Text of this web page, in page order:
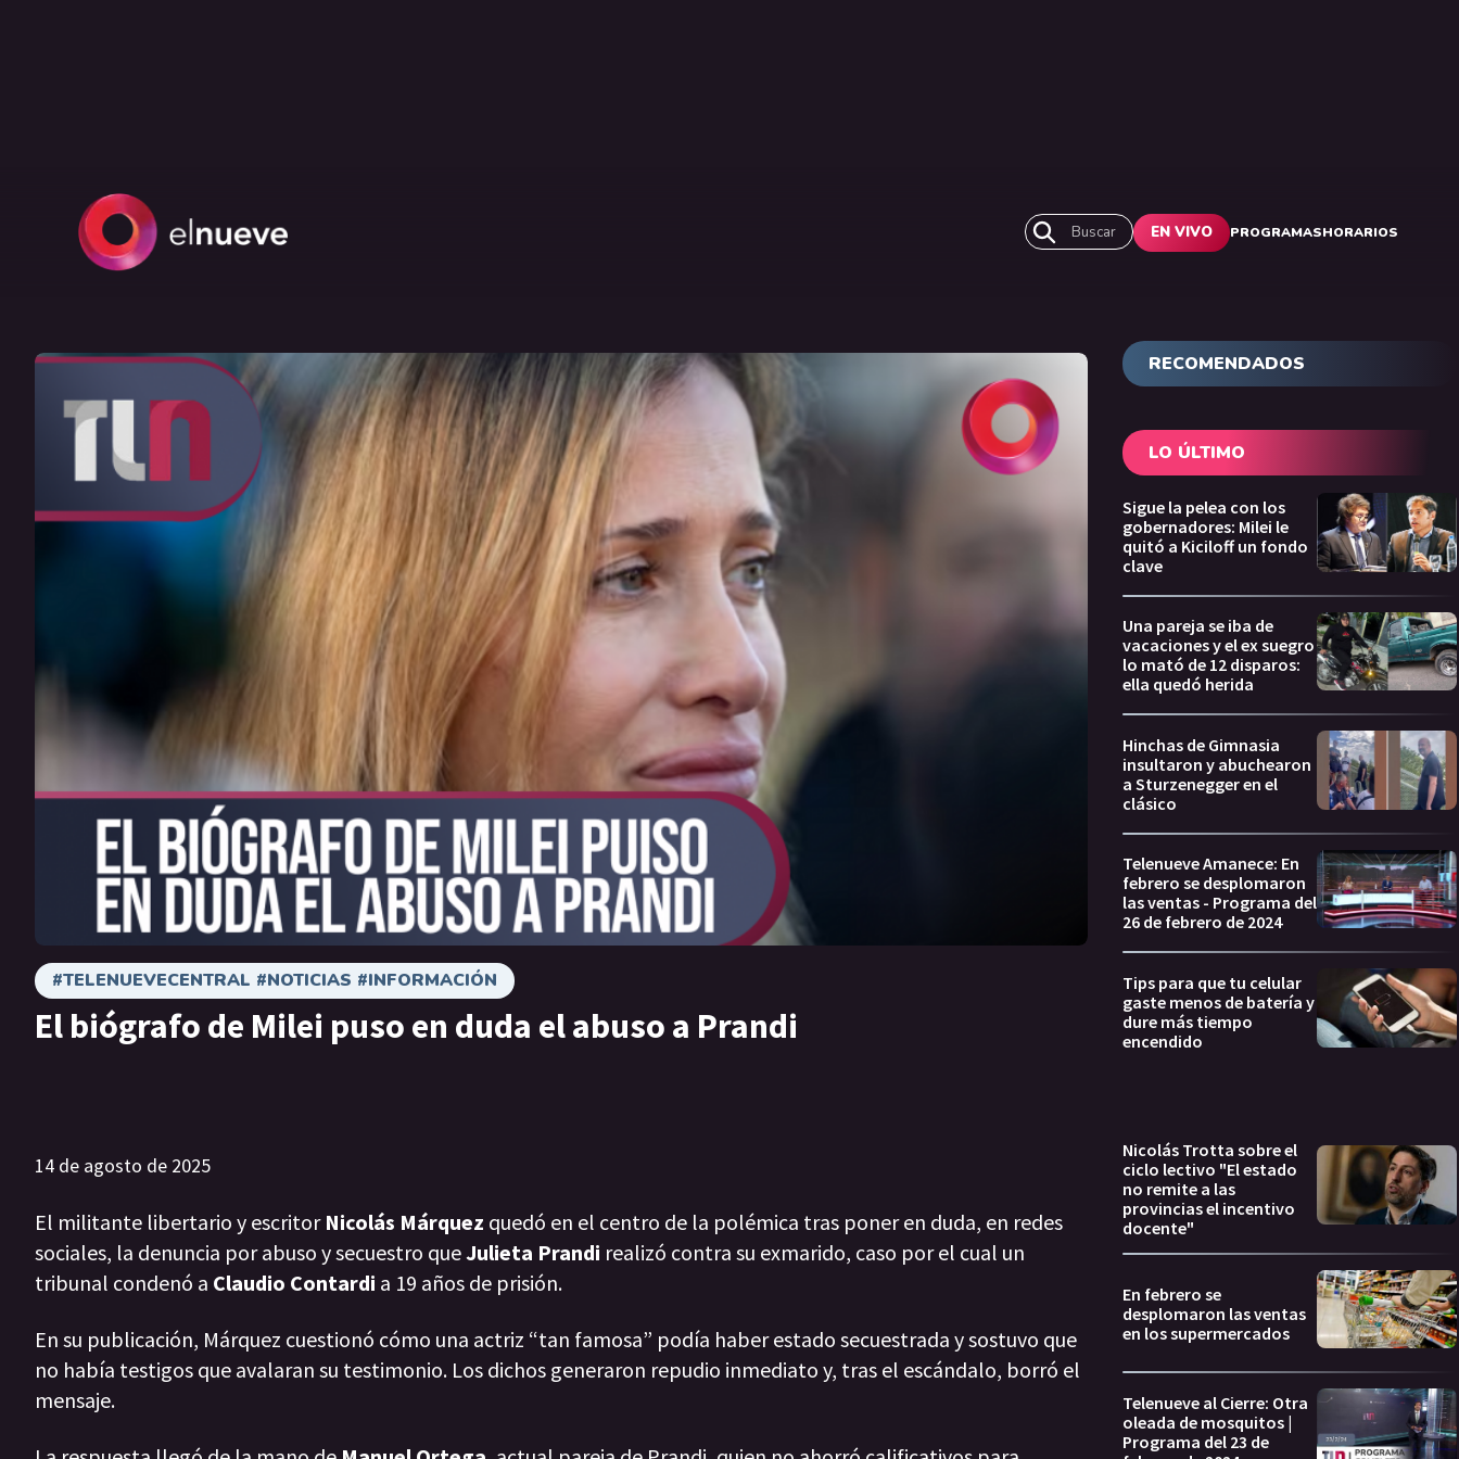
Buscar EN VIVO PROGRAMASHORARIOS
#TELENUEVECENTRAL #NOTICIAS #INFORMACIÓN
El biógrafo de Milei puso en duda el abuso a Prandi
14 de agosto de 2025
El militante libertario y escritor Nicolás Márquez quedó en el centro de la polémica tras poner en duda, en redes
sociales, la denuncia por abuso y secuestro queJulieta Prandi realizó contra su exmarido, caso por el cual un
tribunal condenó a Claudio Contardi a 19 años de prisión.
En su publicación, Márquez cuestionó cómo una actriz “tan famosa” podía haber estado secuestrada y sostuvo que
no había testigos que avalaran su testimonio. Los dichos generaron repudio inmediato y, tras el escándalo, borró el
mensaje.
RECOMENDADOS
LO ÚLTIMO
Sigue la pelea con los
gobernadores: Milei le
quitó a Kiciloff un fondo
clave
Una pareja se iba de
vacaciones y el ex suegro
lo mató de 12 disparos:
ella quedó herida
Hinchas de Gimnasia
insultaron y abuchearon
a Sturzenegger en el
clásico
Telenueve Amanece: En
febrero se desplomaron
las ventas - Programa del
26 de febrero de 2024
Tips para que tu celular
gaste menos de batería y
dure más tiempo
encendido
Nicolás Trotta sobre el
ciclo lectivo "El estado
no remite a las
provincias el incentivo
docente"
En febrero se
desplomaron las ventas
en los supermercados
Telenueve al Cierre: Otra
oleada de mosquitos |
Programa del 23 de